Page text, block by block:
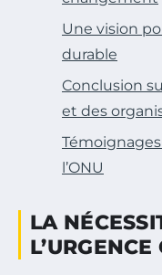
Une vision
durable
Conclusion
et des
l’ONU
LA